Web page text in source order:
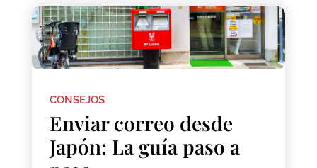
CONSEJOS
Enviar correo desde
Japón: La guía paso a